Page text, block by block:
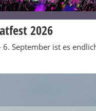
2026
6. September ist es